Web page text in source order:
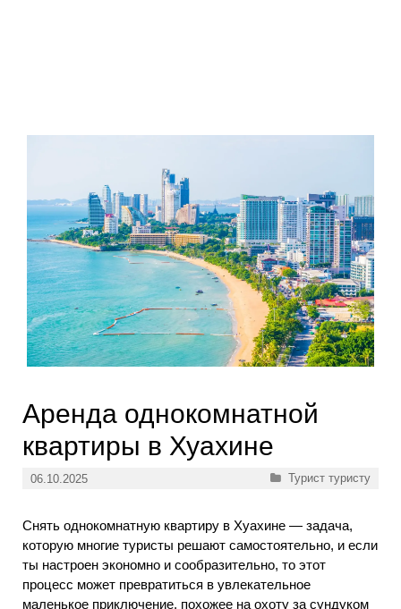
Аренда однокомнатной
квартиры в Хуахине
06.10.2025 Рубрики
Турист туристу
Снять однокомнатную квартиру в Хуахине — задача,
которую многие туристы решают самостоятельно, и если
ты настроен экономно и сообразительно, то этот
процесс может превратиться в увлекательное
маленькое приключение, похожее на охоту за сундуком